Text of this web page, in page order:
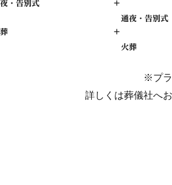
・告別式 +
+
通夜・告別式
火葬
※プラ
詳しくは葬儀社へ